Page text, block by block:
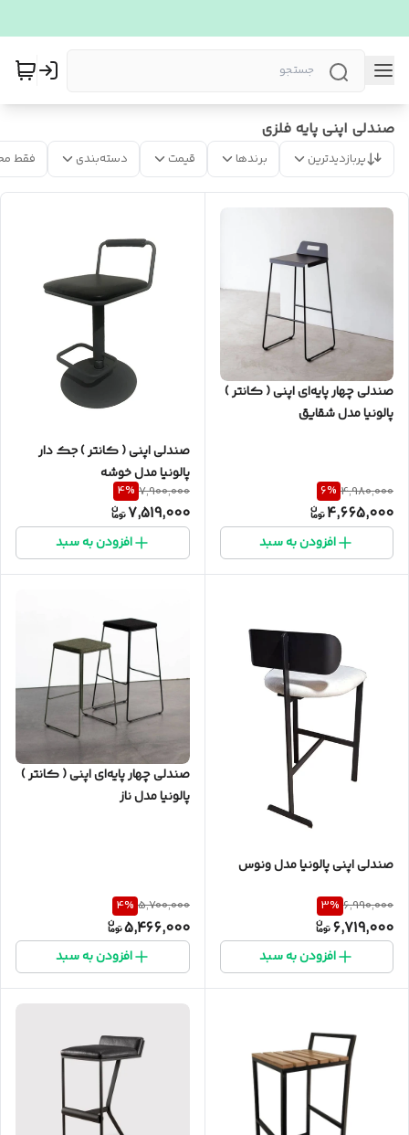
صندلی اپنی پایه فلزی
پربازدیدترین برندها قیمت دسته‌بندی فقط
صندلی چهار پایه‌ای اپنی ( کانتر )
پالونیا مدل شقایق
4,980,000
6%
4,665,000
افزودن به سبد
صندلی اپنی ( کانتر ) جک دار
پالونیا مدل خوشه
7,900,000
4%
7,519,000
افزودن به سبد
صندلی اپنی پالونیا مدل ونوس
6,990,000
3%
6,719,000
افزودن به سبد
صندلی چهار پایه‌ای اپنی ( کانتر )
پالونیا مدل ناز
5,700,000
4%
5,466,000
افزودن به سبد